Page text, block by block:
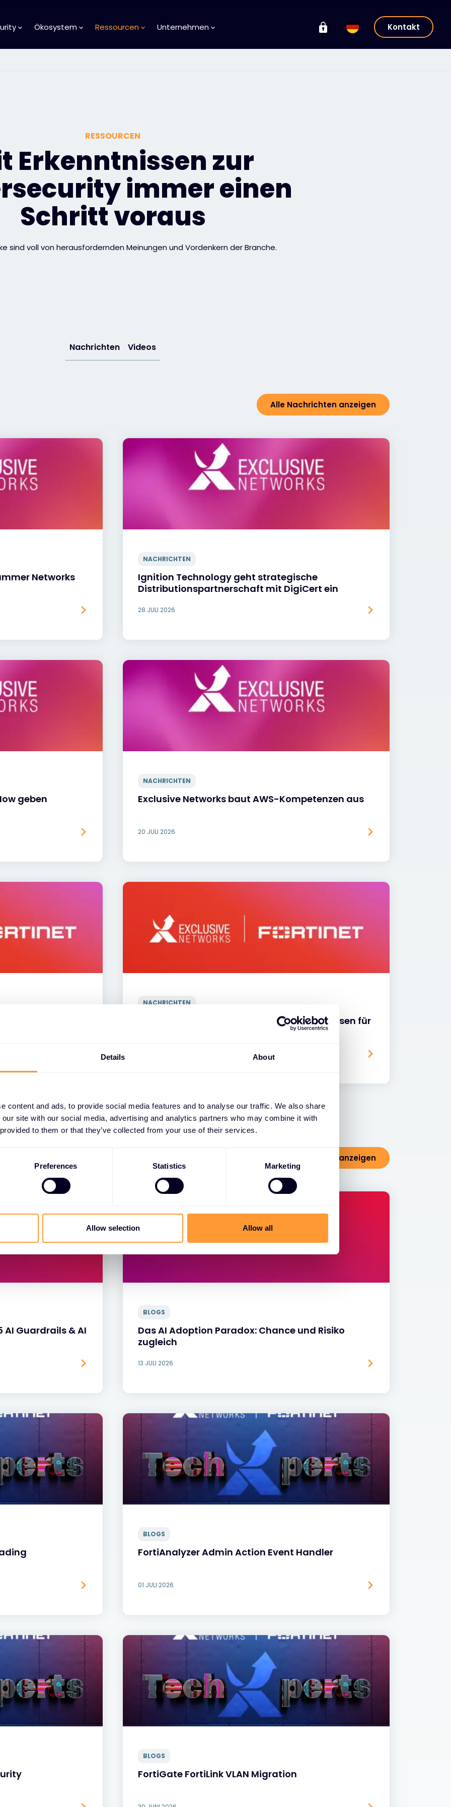
Details About
content and ads, to provide social media features and to analyse our traffic. We also share
site with our social media, advertising and analytics partners who may combine it with
to them or that they’ve collected from your use of their services.
Preferences Statistics Marketing
Allow selection Allow all
Ökosystem Ressourcen Unternehmen Kontakt
RESSOURCEN
Erkenntnissen zur
immer einen
Schritt voraus
sind voll von herausfordernden Meinungen und Vordenkern der Branche.
Nachrichten Videos
Alle Nachrichten anzeigen
Networks
NACHRICHTEN
Ignition Technology geht strategische
Distributionspartnerschaft mit DigiCert ein
28 JULI 2026
geben
NACHRICHTEN
Exclusive Networks baut AWS-Kompetenzen aus
20 JULI 2026
von
NACHRICHTEN
Neuer TechXperts Blog bündelt Expertenwissen für
Alle Blogs anzeigen
Guardrails & AI
BLOGS
Das AI Adoption Paradox: Chance und Risiko
zugleich
13 JULI 2026
BLOGS
FortiAnalyzer Admin Action Event Handler
01 JULI 2026
BLOGS
FortiGate FortiLink VLAN Migration